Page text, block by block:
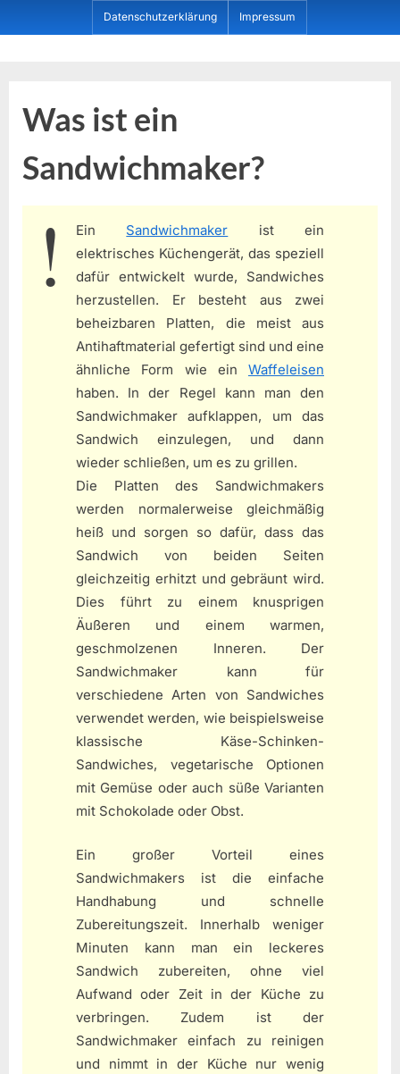
to
Datenschutzerklärung Impressum
Was ist ein
Sandwichmaker?
Ein Sandwichmaker ist ein
elektrisches Küchengerät, das speziell
dafür entwickelt wurde, Sandwiches
herzustellen. Er besteht aus zwei
beheizbaren Platten, die meist aus
Antihaftmaterial gefertigt sind und eine
ähnliche Form wie ein Waffeleisen
haben. In der Regel kann man den
Sandwichmaker aufklappen, um das
Sandwich einzulegen, und dann
wieder schließen, um es zu grillen.
Die Platten des Sandwichmakers
werden normalerweise gleichmäßig
heiß und sorgen so dafür, dass das
Sandwich von beiden Seiten
gleichzeitig erhitzt und gebräunt wird.
Dies führt zu einem knusprigen
Äußeren und einem warmen,
geschmolzenen Inneren. Der
Sandwichmaker kann für
verschiedene Arten von Sandwiches
verwendet werden, wie beispielsweise
klassische Käse-Schinken-
Sandwiches, vegetarische Optionen
mit Gemüse oder auch süße Varianten
mit Schokolade oder Obst.
Ein großer Vorteil eines
Sandwichmakers ist die einfache
Handhabung und schnelle
Zubereitungszeit. Innerhalb weniger
Minuten kann man ein leckeres
Sandwich zubereiten, ohne viel
Aufwand oder Zeit in der Küche zu
verbringen. Zudem ist der
Sandwichmaker einfach zu reinigen
und nimmt in der Küche nur wenig